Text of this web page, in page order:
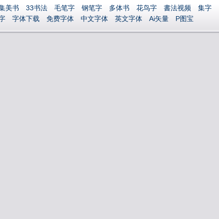
美书 33书法 毛笔字 钢笔字 多体书 花鸟字 書法视频
集字
字体下载 免费字体 中文字体 英文字体 Ai矢量 P图宝